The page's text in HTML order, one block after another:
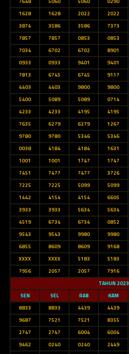
1628
1628 2022 2022
3874
3586 3586 7373
7857
7857 0853 0853
7034
6702 6702 8901
0933
0933 9401 9401
7813
6745 6745 9117
4403
4403 9800 9800
5400
5089 5089 0714
4233
4233 4195 4195
7635
6279 6279 1267
9780
9780 5346 5346
0038
4184 4184 1631
1001
1001 1747 1747
7451
7477 7477 3726
7225
7225 5099 5099
1442
4154 4154 6605
3933
3933 5634 5634
4519
6734 6734 0852
9543
9543 9980 9980
6855
8609 8609 9168
XXXX
XXXX 5183 5183
7956
2057 2057 7916
TAHUN 2023
SEN
SEL RAB KAM
8833
8833 4439 4439
9687
7521 7521 8355
2747
2747 6004 6004
9462
0240 0240 2449